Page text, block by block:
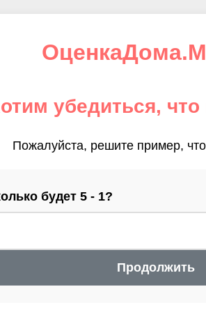
убедиться,
Пожалуйста, решите пример,
будет 5 - 1?
Продолжить